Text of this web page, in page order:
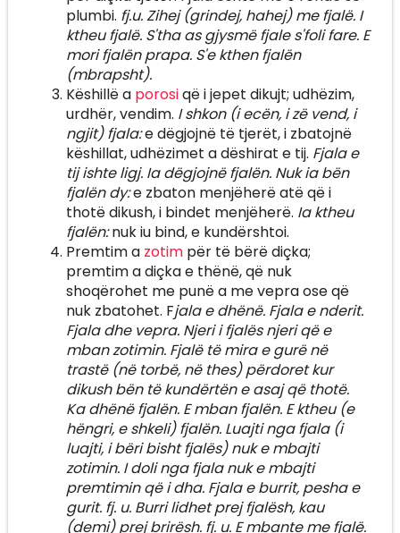
plumbi. fj.u. Zihej (grindej, hahej) me fjalë. I
ktheu fjalë. S'tha as gjysmë fjale s'foli fare. E
mori fjalën prapa. S'e kthen fjalën
(mbrapsht).
Këshillë a porosiqë i jepet dikujt; udhëzim,
urdhër, vendim. I shkon (i ecën, i zë vend, i
ngjit) fjala:e dëgjojnë të tjerët, i zbatojnë
këshillat, udhëzimet a dëshirat e tij. Fjala e
tij ishte ligj. Ia dëgjojnë fjalën. Nuk ia bën
fjalën dy:e zbaton menjëherë atë që i
thotë dikush, i bindet menjëherë. Ia ktheu
fjalën:nuk iu bind, e kundërshtoi.
Premtim a zotimpër të bërë diçka;
premtim a diçka e thënë, që nuk
shoqërohet me punë a me vepra ose që
nuk zbatohet. Fjala e dhënë. Fjala e nderit.
Fjala dhe vepra. Njeri i fjalës njeri që e
mban zotimin. Fjalë të mira e gurë në
trastë (në torbë, në thes) përdoret kur
dikush bën të kundërtën e asaj që thotë.
Ka dhënë fjalën. E mban fjalën. E ktheu (e
hëngri, e shkeli) fjalën. Luajti nga fjala (i
luajti, i bëri bisht fjalës) nuk e mbajti
zotimin. I doli nga fjala nuk e mbajti
premtimin që i dha. Fjala e burrit, pesha e
gurit. fj. u. Burri lidhet prej fjalësh, kau
(demi) prej brirësh. fj. u. E mbante me fjalë.